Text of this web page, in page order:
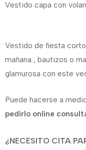
Vestido capa con
Vestido de fiesta
mañana , bautizos o
glamurosa con este
Puede hacerse a
pedirlo online
¿NECESITO CITA